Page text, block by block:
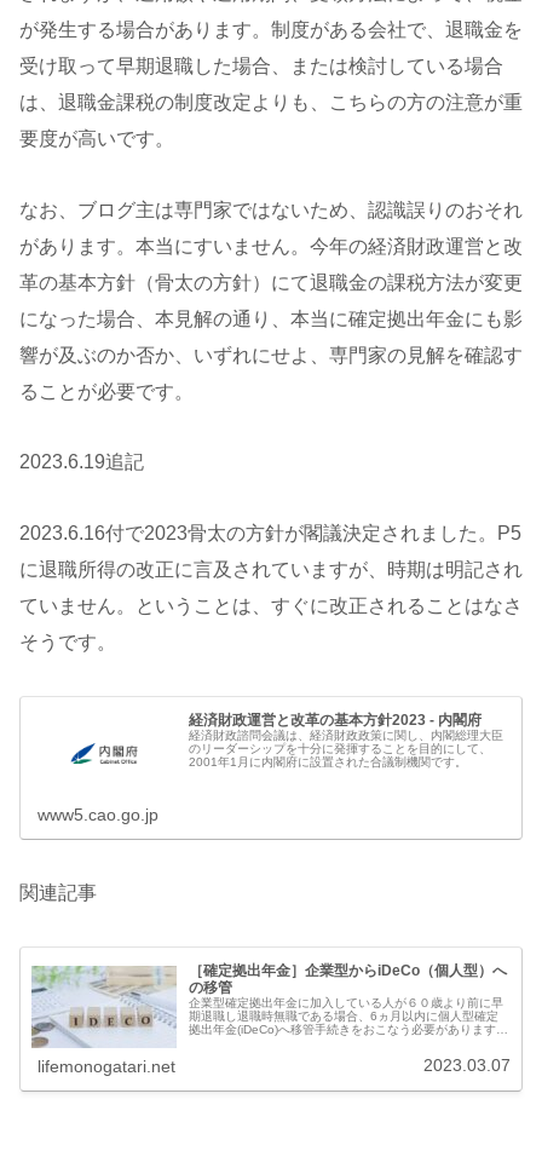
が発生する場合があります。制度がある会社で、退職金を
受け取って早期退職した場合、または検討している場合
は、退職金課税の制度改定よりも、こちらの方の注意が重
要度が高いです。
なお、ブログ主は専門家ではないため、認識誤りのおそれ
があります。本当にすいません。今年の経済財政運営と改
革の基本方針（骨太の方針）にて退職金の課税方法が変更
になった場合、本見解の通り、本当に確定拠出年金にも影
響が及ぶのか否か、いずれにせよ、専門家の見解を確認す
ることが必要です。
2023.6.19追記
2023.6.16付で2023骨太の方針が閣議決定されました。P5
に退職所得の改正に言及されていますが、時期は明記され
ていません。ということは、すぐに改正されることはなさ
そうです。
経済財政運営と改革の基本方針2023 - 内閣府
経済財政諮問会議は、経済財政政策に関し、内閣総理大臣
のリーダーシップを十分に発揮することを目的にして、
2001年1月に内閣府に設置された合議制機関です。
www5.cao.go.jp
関連記事
［確定拠出年金］企業型からiDeCo（個人型）へ
の移管
企業型確定拠出年金に加入している人が６０歳より前に早
期退職し退職時無職である場合、6ヵ月以内に個人型確定
拠出年金(iDeCo)へ移管手続きをおこなう必要があります。
lifemonogatari.net 2023.03.07